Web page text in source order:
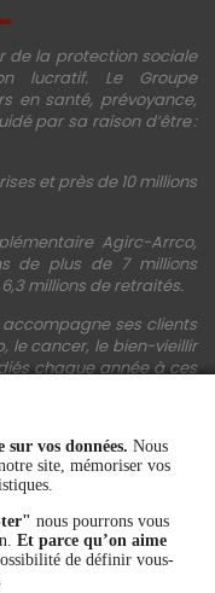
de la protection sociale
lucratif. Le Groupe
en santé, prévoyance,
par sa raison d’être :
et près de 10 millions
Agirc-Arrco,
de plus de 7 millions
millions de retraités.
ses clients
le cancer, le bien-vieillir
chaque année à ces
confirmées par une
Global Ratings et
Malakoff Humanis
notées au monde
Gold - 81/100 en
Top Employer France
vos données. Nous
site, mémoriser vos
nous pourrons vous
Et parce qu’on aime
de définir vous-